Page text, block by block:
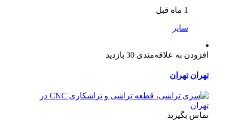
1 ماه قبل
سایر
افزودن به علاقه‌مندی 30 بازدید
تهران تهران
تماس بگیرید